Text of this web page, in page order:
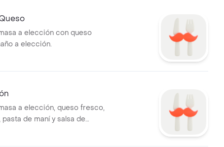
a elección con queso
a elección.
a elección, queso fresco,
de maní y salsa de
a elección.